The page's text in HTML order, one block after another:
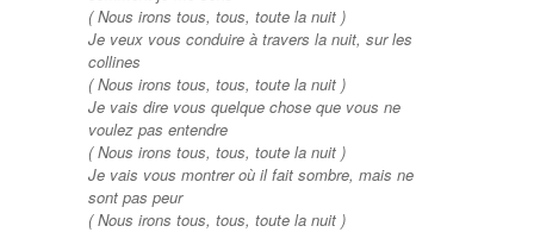
(Nous irons tous, tous, toute la nuit )
Je veux vous conduire à travers la nuit, sur les
collines
(Nous irons tous, tous, toute la nuit )
Je vais dire vous quelque chose que vous ne
voulez pas entendre
(Nous irons tous, tous, toute la nuit )
Je vais vous montrer où il fait sombre, mais ne
sont pas peur
(Nous irons tous, tous, toute la nuit )